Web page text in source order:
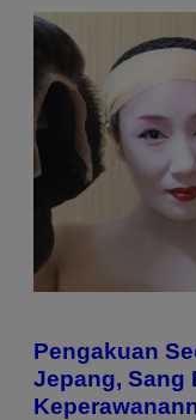
Pengakuan
Jepang, Sang